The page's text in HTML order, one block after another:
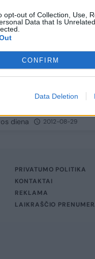
opt-out of Collection, Use,
Data that Is
CONFIRM
Data Deletion
užmušė dėl
keptuvės
diena 2012-08-29
PRIVATUMO POLITIKA
KONTAKTAI
REKLAMA
LAIKRAŠČIO